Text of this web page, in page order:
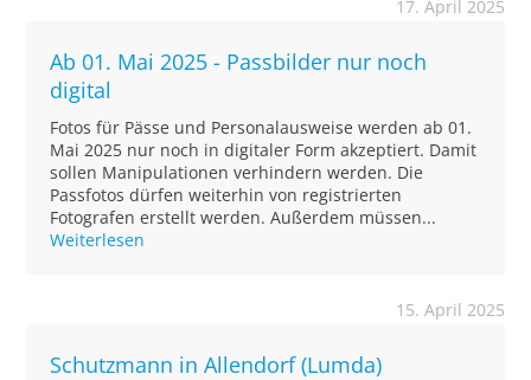
17. April 2025
Ab 01. Mai 2025 - Passbilder nur noch
digital
Fotos für Pässe und Personalausweise werden ab 01.
Mai 2025 nur noch in digitaler Form akzeptiert. Damit
sollen Manipulationen verhindern werden. Die
Passfotos dürfen weiterhin von registrierten
Fotografen erstellt werden. Außerdem müssen...
Weiterlesen
15. April 2025
Schutzmann in Allendorf (Lumda)